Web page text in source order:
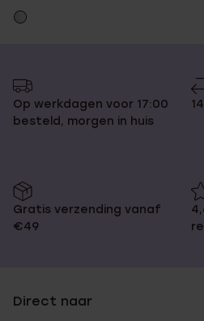
Op werkdagen voor 17:00
besteld, morgen in huis
Gratis verzending vanaf
€49
Direct naar